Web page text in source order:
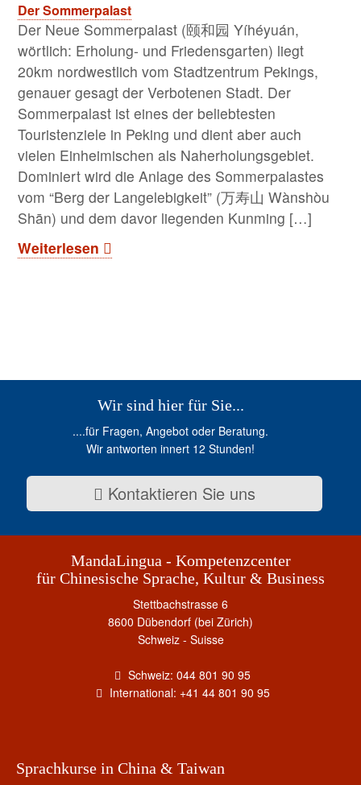
Der Sommerpalast
Der Neue Sommerpalast (颐和园 Yíhéyuán,
wörtlich: Erholung- und Friedensgarten) liegt
20km nordwestlich vom Stadtzentrum Pekings,
genauer gesagt der Verbotenen Stadt. Der
Sommerpalast ist eines der beliebtesten
Touristenziele in Peking und dient aber auch
vielen Einheimischen als Naherholungsgebiet.
Dominiert wird die Anlage des Sommerpalastes
vom “Berg der Langelebigkeit” (万寿山 Wànshòu
Shān) und dem davor liegenden Kunming […]
Weiterlesen
Wir sind hier für Sie...
....für Fragen, Angebot oder Beratung.
Wir antworten innert 12 Stunden!
Kontaktieren Sie uns
MandaLingua - Kompetenzcenter
für Chinesische Sprache, Kultur & Business
Stettbachstrasse 6
8600 Dübendorf (bei Zürich)
Schweiz - Suisse
Schweiz: 044 801 90 95
International: +41 44 801 90 95
Sprachkurse in China & Taiwan